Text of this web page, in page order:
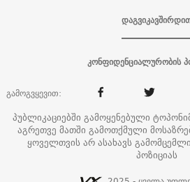
კონფიდენციალურობის
გამოგვყევით:
პუბლიკაციებში გამოყენებული
აგრეთვე მათში გამოთქმული
ყოველთვის არ ასახავს
პოზიციას